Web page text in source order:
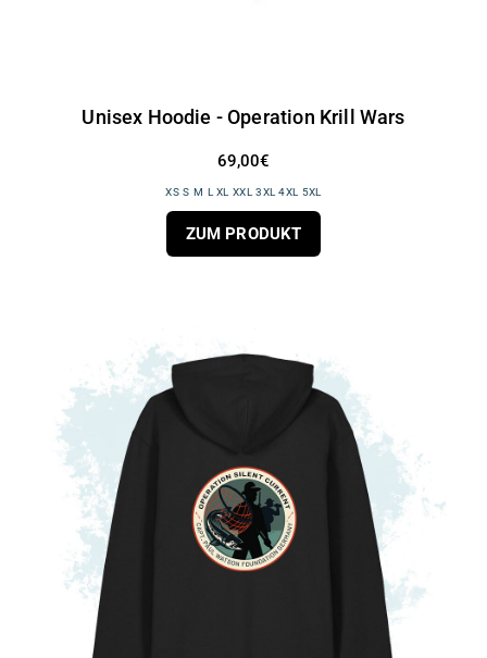
Unisex Hoodie - Operation Krill Wars
69,00€
XS S M L XL XXL 3XL 4XL 5XL
ZUM PRODUKT